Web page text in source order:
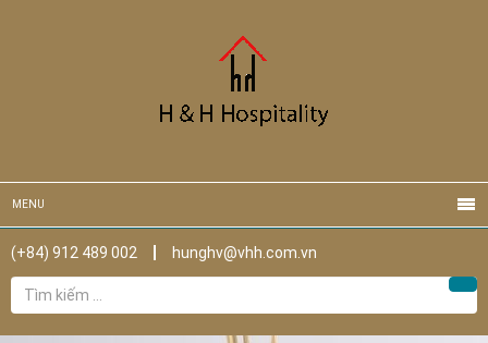
MENU
(+84) 912 489 002
hunghv@vhh.com.vn
Tìm
kiếm
cho: